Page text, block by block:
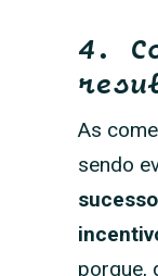
4.
As
sendo
sucesso
porque,